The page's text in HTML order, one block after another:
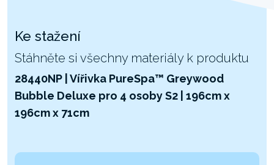
Ke stažení
Stáhněte si všechny materiály k produktu
28440NP | Vířivka PureSpa™ Greywood
Bubble Deluxe pro 4 osoby S2 | 196cm x
196cm x 71cm